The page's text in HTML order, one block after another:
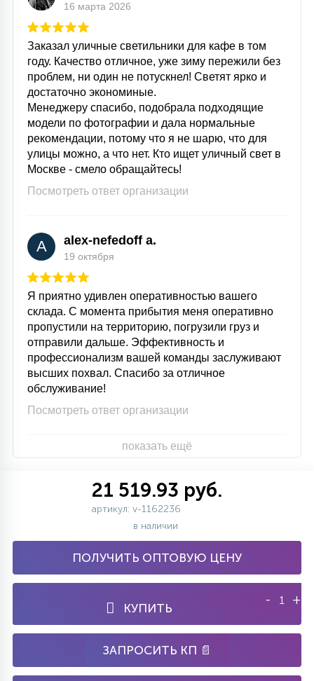
16 марта 2026
Заказал уличные светильники для кафе в том
году. Качество отличное, уже зиму пережили без
проблем, ни один не потускнел! Светят ярко и
достаточно экономиные.
Менеджеру спасибо, подобрала подходящие
модели по фотографии и дала нормальные
рекомендации, потому что я не шарю, что для
улицы можно, а что нет. Кто ищет уличный свет в
Москве - смело обращайтесь!
Посмотреть ответ организации
A alex-nefedoff a.
19 октября
Я приятно удивлен оперативностью вашего
склада. С момента прибытия меня оперативно
пропустили на территорию, погрузили груз и
отправили дальше. Эффективность и
профессионализм вашей команды заслуживают
высших похвал. Спасибо за отличное
обслуживание!
Посмотреть ответ организации
показать ещё
21 519.93 руб.
артикул: v-1162236
в наличии
ПОЛУЧИТЬ ОПТОВУЮ ЦЕНУ
КУПИТЬ
- +
ЗАПРОСИТЬ КП 📄